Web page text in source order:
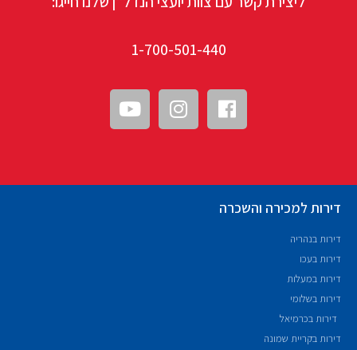
1-700-501-440
דירות למכירה והשכרה
דירות בנהריה
דירות בעכו
דירות במעלות
דירות בשלומי
דירות בכרמיאל
דירות בקריית שמונה